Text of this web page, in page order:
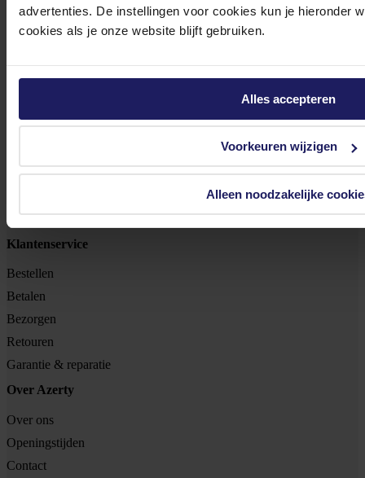
advertenties. De instellingen voor cookies kun je hieronder
cookies als je onze website blijft gebruiken.
Alles accepteren
Voorkeuren wijzigen
Alleen noodzakelijke
Ontvang als eerste de beste deals in je inbox
Meld je aan
8102 HG Raalte
KvK nr: 55425437
Klantenservice
Bestellen
Betalen
Bezorgen
Retouren
Garantie & reparatie
Over Azerty
Over ons
Openingstijden
Contact